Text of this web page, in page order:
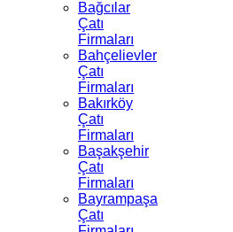
Bağcılar
Çatı
Firmaları
Bahçelievler
Çatı
Firmaları
Bakırköy
Çatı
Firmaları
Başakşehir
Çatı
Firmaları
Bayrampaşa
Çatı